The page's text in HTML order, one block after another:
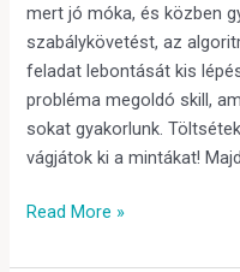
mert jó móka, és közben
szabálykövetést, az
feladat lebontását kis
probléma megoldó skill,
sokat gyakorlunk.
vágjátok ki a mintákat!
Read More »